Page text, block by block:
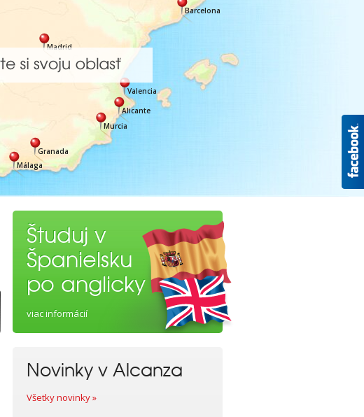
Murcia
Barcelona
Granada
Málaga
Valencia
Alicante
Madrid
Študuj v
Španielsku
po anglicky
viac informácií
Novinky v Alcanza
Všetky novinky »